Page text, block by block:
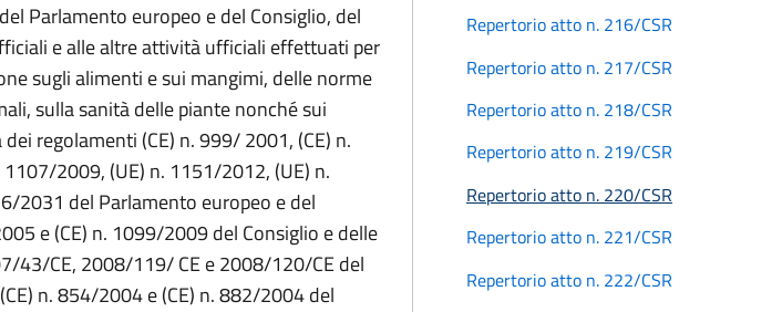
Parlamento europeo e del Consiglio, del
e alle altre attività ufficiali effettuati per
sugli alimenti e sui mangimi, delle norme
sulla sanità delle piante nonché sui
regolamenti (CE) n. 999/ 2001, (CE) n.
2009, (UE) n. 1151/2012, (UE) n.
2031 del Parlamento europeo e del
e (CE) n. 1099/2009 del Consiglio e delle
43/CE, 2008/119/ CE e 2008/120/CE del
n. 854/2004 e (CE) n. 882/2004 del
Repertorio atto n. 216/CSR
Repertorio atto n. 217/CSR
Repertorio atto n. 218/CSR
Repertorio atto n. 219/CSR
Repertorio atto n. 220/CSR
Repertorio atto n. 221/CSR
Repertorio atto n. 222/CSR